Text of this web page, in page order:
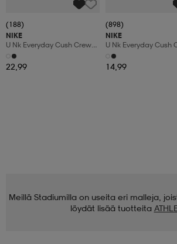
(188)
NIKE
U Nk Everyday Cush Crew
6pr-Bd
22,99
(898)
NIKE
U Nk Everyday Cush
3pr
14,99
Meillä Stadiumilla on useita eri malleja,
löydät lisää tuotteita